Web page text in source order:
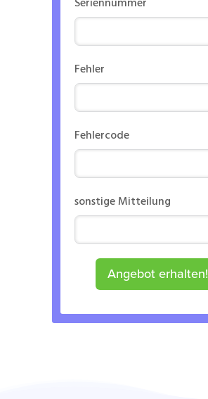
Fehler
Fehlercode
sonstige Mitteilung
Angebot erhalten!